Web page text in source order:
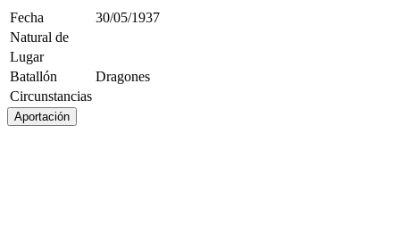
Fecha
30/05/1937
Natural de
Lugar
Batallón
Dragones
Circunstancias